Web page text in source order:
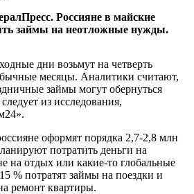
Россияне в майские
займы на неотложные нужды.
дни возьмут на четверть
месяцы. Аналитики считают,
займы могут обернуться
из исследования,
оформят порядка 2,7-2,8 млн
потратить деньги на
на отдых или какие-то глобальные
% потратят займы на поездки и
ремонт квартиры.